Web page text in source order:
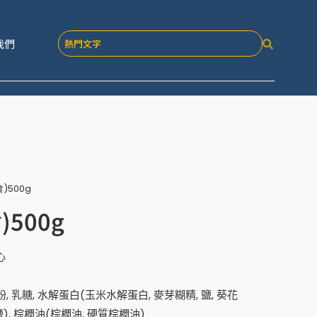
們
)500g
, 乳糖, 水解蛋白(玉米水解蛋白, 麥芽糊精, 鹽, 葵花
棕櫚油(棕櫚油, 硬質棕櫚油)